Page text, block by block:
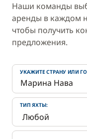
Наши команды
аренды в каждом
чтобы получить
предложения.
УКАЖИТЕ СТРАНУ ИЛИ
ТИП ЯХТЫ: